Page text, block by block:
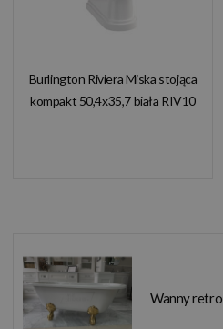
Burlington Riviera Miska stojąca
kompakt 50,4x35,7 biała RIV10
Wanny retro